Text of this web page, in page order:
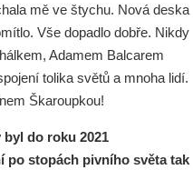
mě ve štychu. Nová deska
Vše dopadlo dobře. Nikdy
Adamem Balcarem
tolika světů a mnoha lidí.
Škaroupkou!
do roku 2021
po stopách pivního světa tak